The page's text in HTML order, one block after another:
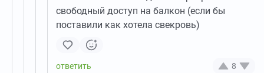
свободный доступ на балкон (если бы
поставили как хотела свекровь)
8